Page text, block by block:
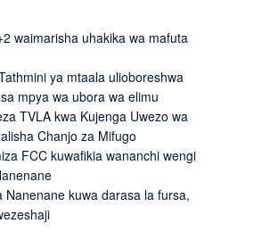
waimarisha uhakika wa mafuta
ya mtaala ulioboreshwa
mpya wa ubora wa elimu
TVLA kwa Kujenga Uwezo wa
Chanjo za Mifugo
FCC kuwafikia wananchi wengi
Nanenane kuwa darasa la fursa,